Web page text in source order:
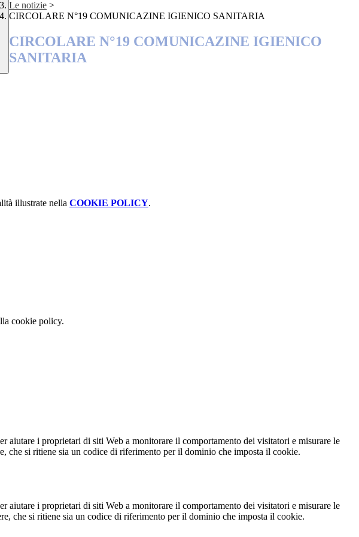
Le notizie >
CIRCOLARE N°19 COMUNICAZINE IGIENICO SANITARIA
CIRCOLARE N°19 COMUNICAZINE IGIENICO
SANITARIA
illustrate nella COOKIE POLICY.
cookie policy.
aiutare i proprietari di siti Web a monitorare il comportamento dei visitatori e misurare le
che si ritiene sia un codice di riferimento per il dominio che imposta il cookie.
aiutare i proprietari di siti Web a monitorare il comportamento dei visitatori e misurare le
che si ritiene sia un codice di riferimento per il dominio che imposta il cookie.